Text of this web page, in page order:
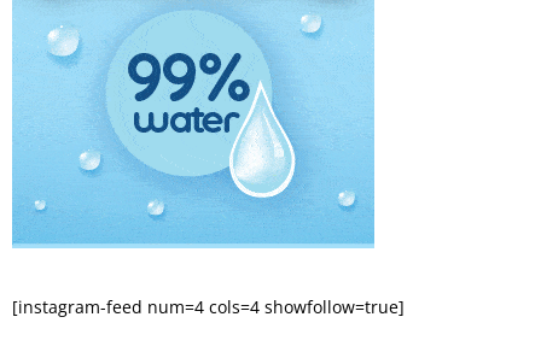
[instagram-feed num=4 cols=4 showfollow=true]